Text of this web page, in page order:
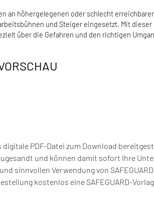
an höhergelegenen oder schlecht
und Steiger eingesetzt. Mit
über die Gefahren und den richtigen
PDF-Datei zum Download
und können damit sofort Ihre
sinnvollen Verwendung von
kostenlos eine SAFEGUARD-